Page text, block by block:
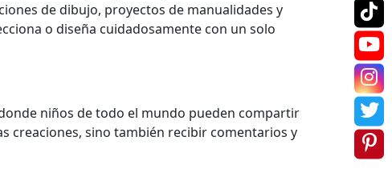
de dibujo, proyectos de manualidades y
o diseña cuidadosamente con un solo
niños de todo el mundo pueden compartir
creaciones, sino también recibir comentarios y